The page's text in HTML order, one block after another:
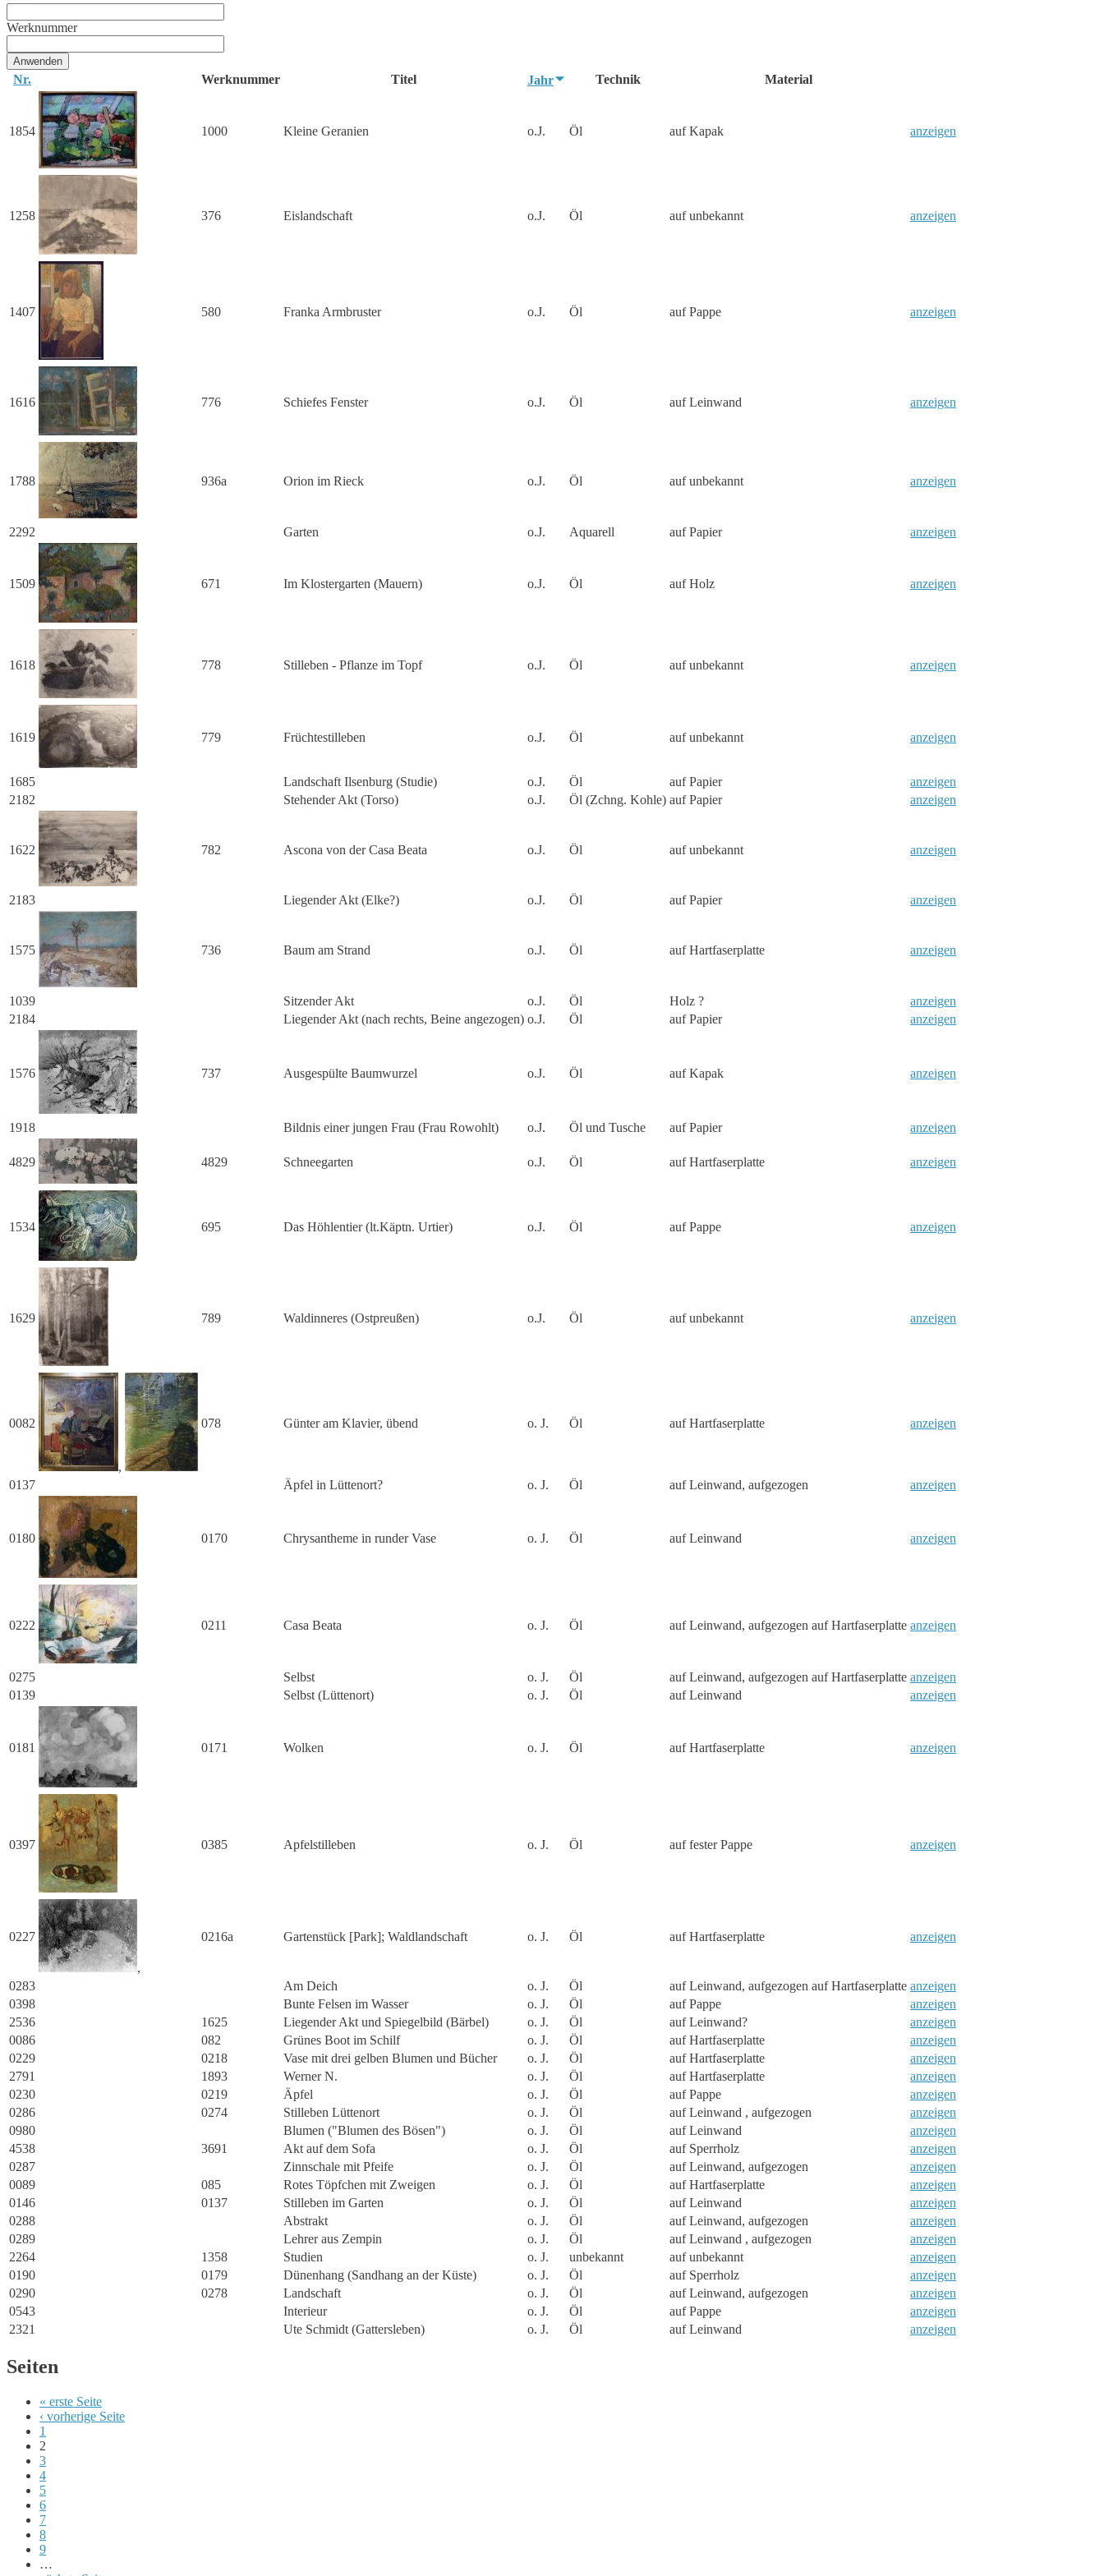
Werknummer
Nr. Werknummer Titel Jahr Technik Material
1854 1000 Kleine Geranien o.J. Öl auf Kapak anzeigen
1258 376 Eislandschaft o.J. Öl auf unbekannt anzeigen
1407 580 Franka Armbruster o.J. Öl auf Pappe anzeigen
1616 776 Schiefes Fenster o.J. Öl auf Leinwand anzeigen
1788 936a Orion im Rieck o.J. Öl auf unbekannt anzeigen
2292 Garten o.J. Aquarell auf Papier anzeigen
1509 671 Im Klostergarten (Mauern) o.J. Öl auf Holz anzeigen
1618 778 Stilleben - Pflanze im Topf o.J. Öl auf unbekannt anzeigen
1619 779 Früchtestilleben o.J. Öl auf unbekannt anzeigen
1685 Landschaft Ilsenburg (Studie) o.J. Öl auf Papier
anzeigen
2182
Stehender Akt (Torso) o.J. Öl (Zchng. Kohle) auf Papier anzeigen
1622 782 Ascona von der Casa Beata o.J. Öl auf unbekannt anzeigen
2183 Liegender Akt (Elke?) o.J. Öl auf Papier anzeigen
1575 736 Baum am Strand o.J. Öl auf Hartfaserplatte anzeigen
1039 Sitzender Akt o.J. Öl Holz ?
anzeigen
2184
Liegender Akt (nach rechts, Beine angezogen) o.J. Öl auf Papier anzeigen
1576 737 Ausgespülte Baumwurzel o.J. Öl auf Kapak anzeigen
1918 Bildnis einer jungen Frau (Frau Rowohlt) o.J. Öl und Tusche auf Papier anzeigen
4829 4829 Schneegarten o.J. Öl auf Hartfaserplatte anzeigen
1534 695 Das Höhlentier (lt.Käptn. Urtier) o.J. Öl auf Pappe anzeigen
1629 789 Waldinneres (Ostpreußen) o.J. Öl auf unbekannt anzeigen
0082
,
078 Günter am Klavier, übend o. J. Öl auf Hartfaserplatte anzeigen
0137 Äpfel in Lüttenort? o. J. Öl auf Leinwand, aufgezogen anzeigen
0180 0170 Chrysantheme in runder Vase o. J. Öl auf Leinwand anzeigen
0222 0211 Casa Beata o. J. Öl auf Leinwand, aufgezogen auf Hartfaserplatte anzeigen
0275 Selbst o. J. Öl auf Leinwand, aufgezogen auf Hartfaserplatte anzeigen
0139
Selbst (Lüttenort) o. J. Öl auf Leinwand anzeigen
0181 0171 Wolken o. J. Öl auf Hartfaserplatte anzeigen
0397 0385 Apfelstilleben o. J. Öl auf fester Pappe anzeigen
0227
,
0216a Gartenstück [Park]; Waldlandschaft o. J. Öl auf Hartfaserplatte anzeigen
0283 Am Deich o. J. Öl auf Leinwand, aufgezogen auf Hartfaserplatte anzeigen
0398
Bunte Felsen im Wasser o. J. Öl auf Pappe
anzeigen
2536
1625 Liegender Akt und Spiegelbild (Bärbel) o. J. Öl auf Leinwand?
anzeigen
0086
082 Grünes Boot im Schilf o. J. Öl auf Hartfaserplatte
anzeigen
0229
0218 Vase mit drei gelben Blumen und Bücher o. J. Öl auf Hartfaserplatte
anzeigen
2791
1893 Werner N. o. J. Öl auf Hartfaserplatte
anzeigen
0230
0219 Äpfel o. J. Öl auf Pappe
anzeigen
0286
0274 Stilleben Lüttenort o. J. Öl auf Leinwand , aufgezogen
anzeigen
0980
Blumen ("Blumen des Bösen") o. J. Öl auf Leinwand
anzeigen
4538
3691 Akt auf dem Sofa o. J. Öl auf Sperrholz
anzeigen
0287
Zinnschale mit Pfeife o. J. Öl auf Leinwand, aufgezogen
anzeigen
0089
085 Rotes Töpfchen mit Zweigen o. J. Öl auf Hartfaserplatte
anzeigen
0146
0137 Stilleben im Garten o. J. Öl auf Leinwand
anzeigen
0288
Abstrakt o. J. Öl auf Leinwand, aufgezogen
anzeigen
0289
Lehrer aus Zempin o. J. Öl auf Leinwand , aufgezogen
anzeigen
2264
1358 Studien o. J. unbekannt auf unbekannt
anzeigen
0190
0179 Dünenhang (Sandhang an der Küste) o. J. Öl auf Sperrholz
anzeigen
0290
0278 Landschaft o. J. Öl auf Leinwand, aufgezogen
anzeigen
0543
Interieur o. J. Öl auf Pappe
anzeigen
2321
Ute Schmidt (Gattersleben) o. J. Öl auf Leinwand anzeigen
Seiten
« erste Seite
‹ vorherige Seite
1
2
3
4
5
6
7
8
9
…